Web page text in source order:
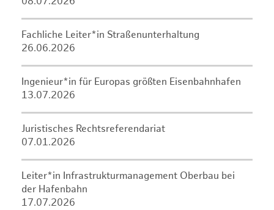
Fachliche Leiter*in Straßenunterhaltung
26.06.2026
Ingenieur*in für Europas größten Eisenbahnhafen
13.07.2026
Juristisches Rechtsreferendariat
07.01.2026
Leiter*in Infrastrukturmanagement Oberbau bei
der Hafenbahn
17.07.2026